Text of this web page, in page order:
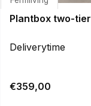
Plantbox two-tier
Deliverytime
€359,00